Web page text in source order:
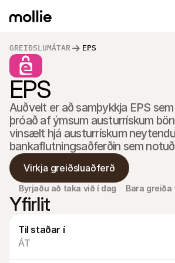
GREIÐSLUMÁTAR EPS
EPS
Auðvelt er að samþykkja EPS
þróað af ýmsum austurrískum
vinsælt hjá austurrískum
Virkja greiðsluaðferð
Byrjaðu að taka við í dag Bara
Yfirlit
Til staðar í
ÁT
Fyrir umboðsskrifstofur
Kynntu þér samstarfsaðilaáætlun okkar
umboðsskrifstofur